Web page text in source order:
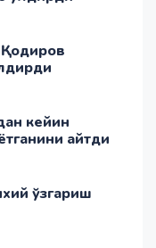
кейин
айтди
ўзгариш